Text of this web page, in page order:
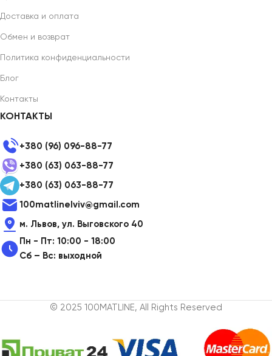
Доставка и оплата
Обмен и возврат
Политика конфиденциальности
Блог
Контакты
КОНТАКТЫ
+380 (96) 096-88-77
+380 (63) 063-88-77
+380 (63) 063-88-77
100matlinelviv@gmail.com
м. Львов, ул. Выговского 40
Пн - Пт: 10:00 - 18:00
Сб – Вс: выходной
© 2025 100MATLINE, All Rights Reserved